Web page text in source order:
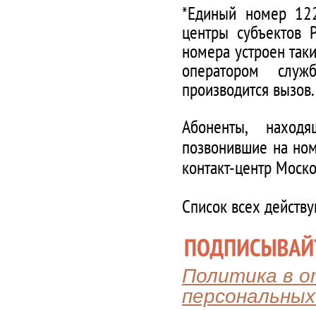
*Единый номер
центры субъектов
номера устроен
оператором
производится вызов.
Абоненты,
позвонившие на
контакт-центр
Список всех
Политика в